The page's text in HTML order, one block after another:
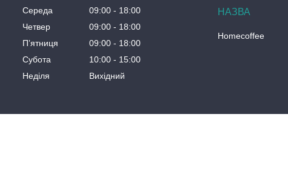
Середа
09:00
18:00
Четвер
09:00
18:00
Пʼятниця
09:00
18:00
Субота
10:00
15:00
Неділя
Вихідний
Homecoffee